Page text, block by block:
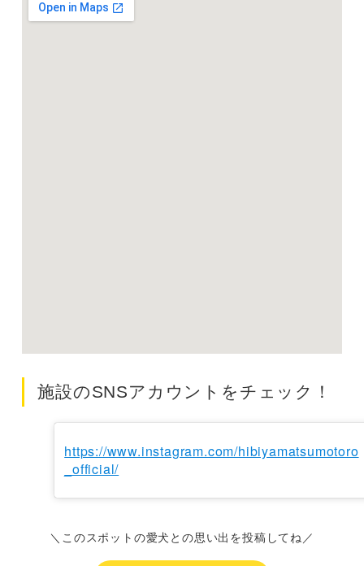
施設のSNSアカウントをチェック！
https://www.instagram.com/hibiyamatsumotoro
_official/
＼このスポットの愛犬との思い出を投稿してね／